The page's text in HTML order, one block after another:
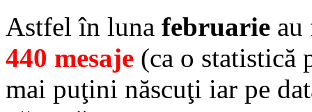
Astfel în luna februarie au
440 mesaje (ca o statistică
mai puţini născuţi iar pe